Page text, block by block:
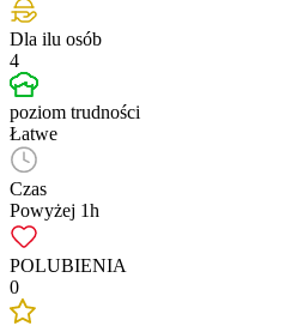
Dla ilu osób
4
poziom trudności
Łatwe
Czas
Powyżej 1h
POLUBIENIA
0